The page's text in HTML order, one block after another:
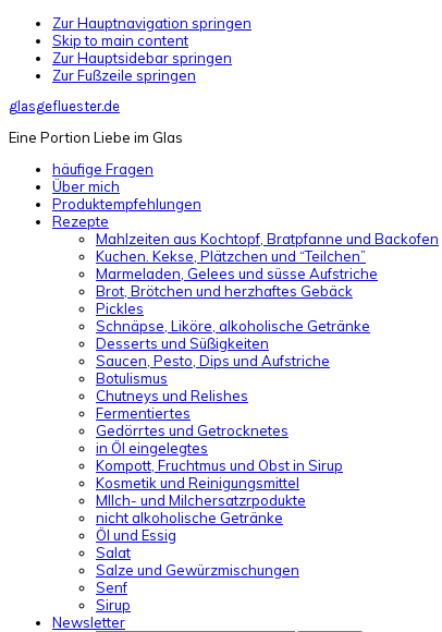
Zur Hauptnavigation springen
Skip to main content
Zur Hauptsidebar springen
Zur Fußzeile springen
glasgefluester.de
Eine Portion Liebe im Glas
häufige Fragen
Über mich
Produktempfehlungen
Rezepte
Mahlzeiten aus Kochtopf, Bratpfanne und Backofen
Kuchen. Kekse, Plätzchen und “Teilchen”
Marmeladen, Gelees und süsse Aufstriche
Brot, Brötchen und herzhaftes Gebäck
Pickles
Schnäpse, Liköre, alkoholische Getränke
Desserts und Süßigkeiten
Saucen, Pesto, Dips und Aufstriche
Botulismus
Chutneys und Relishes
Fermentiertes
Gedörrtes und Getrocknetes
in Öl eingelegtes
Kompott, Fruchtmus und Obst in Sirup
Kosmetik und Reinigungsmittel
MIlch- und Milchersatzrpodukte
nicht alkoholische Getränke
Öl und Essig
Salat
Salze und Gewürzmischungen
Senf
Sirup
Newsletter